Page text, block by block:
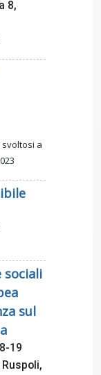
8,
a
sul
19